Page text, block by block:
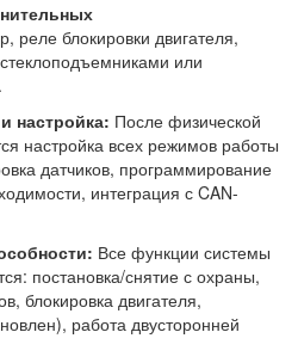
реле блокировки двигателя,
или
настройка: После физической
настройка всех режимов работы
датчиков, программирование
интеграция с CAN-
Все функции системы
постановка/снятие с охраны,
блокировка двигателя,
работа двусторонней